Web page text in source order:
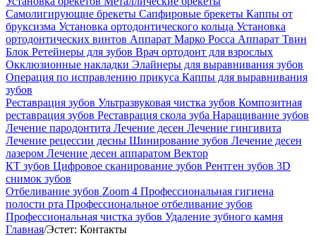
Самолигирующие брекеты Сапфировые брекеты Каппы от
бруксизма Установка ортодонтического кольца Установка
ортодонтических винтов Аппарат Марко Росса Аппарат Твин
Блок Ретейнеры для зубов Врач ортодонт для взрослых
Окклюзионные накладки Элайнеры для выравнивания зубов
Операция по исправлению прикуса Каппы для выравнивания
зубов
Реставрация зубов Ультразвуковая чистка зубов Композитная
реставрация зубов Реставрация скола зуба Наращивание зубов
Лечение пародонтита Лечение десен Лечение гингивита
Лечение рецессии десны Шинирование зубов Лечение десен
лазером Лечение десен аппаратом Вектор
КТ зубов Цифровое сканирование зубов Рентген зубов 3D
снимок зубов
Отбеливание зубов Zoom 4 Профессиональная гигиена
полости рта Профессиональное отбеливание зубов
Профессиональная чистка зубов Удаление зубного камня
Главная/Эстет: Контакты